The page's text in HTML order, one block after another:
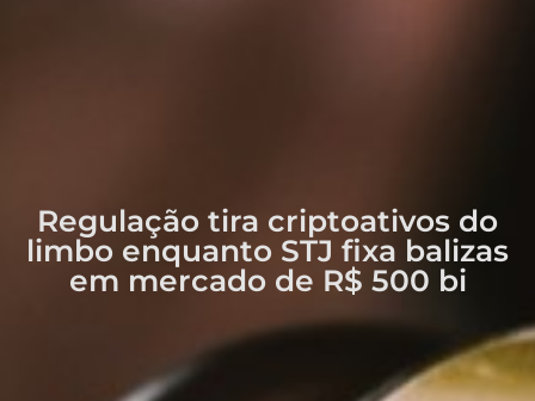
Regulação tira criptoativos do
limbo enquanto STJ fixa balizas
em mercado de R$ 500 bi